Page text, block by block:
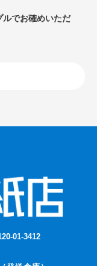
でお確めいただ
01-3412